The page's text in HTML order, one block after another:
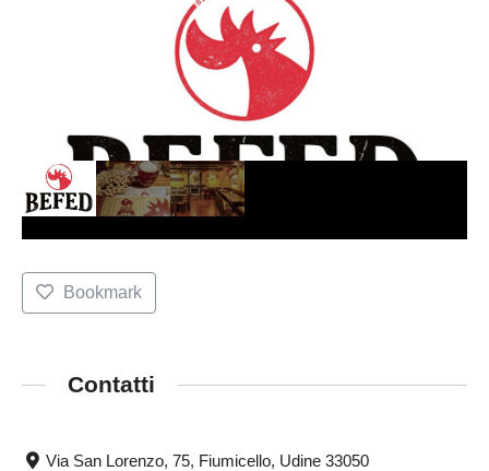
Bookmark
Contatti
Via San Lorenzo, 75, Fiumicello, Udine 33050